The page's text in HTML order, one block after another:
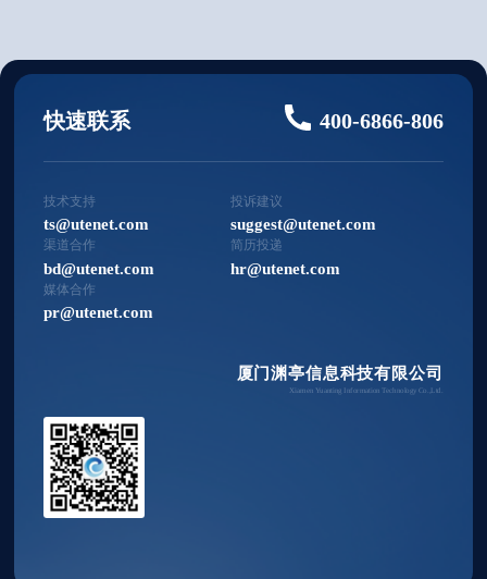
快速联系 400-6866-806
技术支持
ts@utenet.com
投诉建议
suggest@utenet.com
渠道合作
bd@utenet.com
简历投递
hr@utenet.com
媒体合作
pr@utenet.com
厦门渊亭信息科技有限公司
Xiamen Yuanting Information Technology Co.,Ltd.